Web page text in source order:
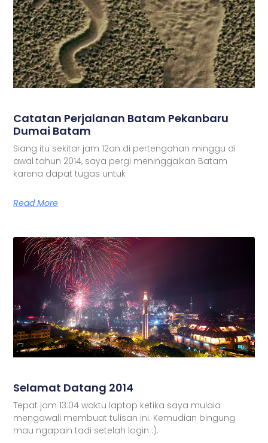
Catatan Perjalanan Batam Pekanbaru
Dumai Batam
Siang itu sekitar jam 12an di pertengahan minggu di
awal tahun 2014, saya pergi meninggalkan Batam
karena dapat tugas untuk
Read More
Selamat Datang 2014
Tepat jam 13:04 waktu laptop ketika saya mulaia
mengawali membuat tulisan ini. Kemudian bingung
mau ngapain tadi setelah login :).